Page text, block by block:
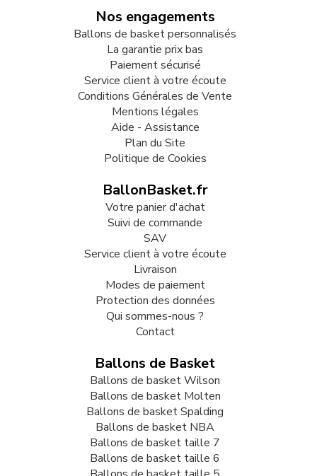
Nos engagements
Ballons de basket personnalisés
La garantie prix bas
Paiement sécurisé
Service client à votre écoute
Conditions Générales de Vente
Mentions légales
Aide - Assistance
Plan du Site
Politique de Cookies
BallonBasket.fr
Votre panier d'achat
Suivi de commande
SAV
Service client à votre écoute
Livraison
Modes de paiement
Protection des données
Qui sommes-nous ?
Contact
Ballons de Basket
Ballons de basket Wilson
Ballons de basket Molten
Ballons de basket Spalding
Ballons de basket NBA
Ballons de basket taille 7
Ballons de basket taille 6